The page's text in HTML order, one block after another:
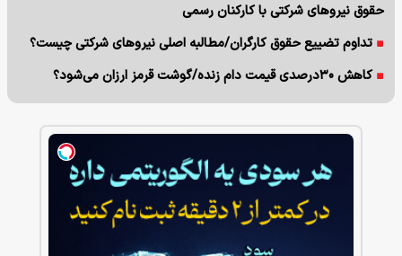
حقوق نیروهای شرکتی با کارکنان رسمی
تداوم تضییع حقوق کارگران/مطالبه اصلی نیروهای شرکتی چیست؟
کاهش ۳۰درصدی قیمت دام زنده/گوشت قرمز ارزان می‌شود؟